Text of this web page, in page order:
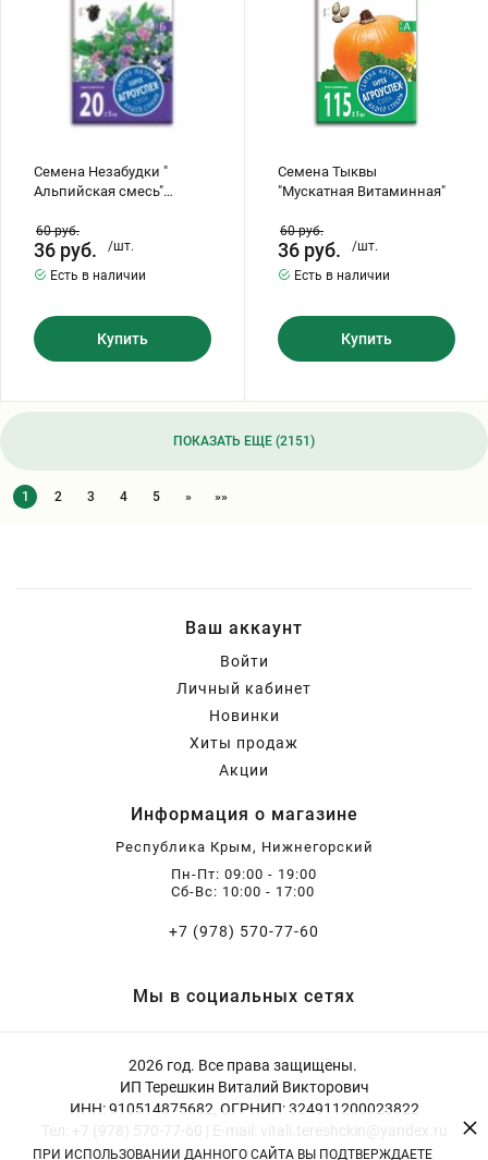
Семена Незабудки "
Альпийская смесь"
60руб.
36 руб.
/шт.
Есть в наличии
Купить
Семена Тыквы
"Мускатная Витаминная"
60руб.
36 руб.
/шт.
Есть в наличии
Купить
ПОКАЗАТЬ ЕЩЕ (2151)
1 2 3 4 5 » »»
Ваш аккаунт
Войти
Личный кабинет
Новинки
Хиты продаж
Акции
Информация о магазине
Республика Крым, Нижнегорский
Пн-Пт: 09:00 - 19:00
Сб-Вс: 10:00 - 17:00
+7 (978) 570-77-60
Мы в социальных сетях
2026 год. Все права защищены.
ИП Терешкин Виталий Викторович
ИНН: 910514875682, ОГРНИП: 324911200023822
ПРИ ИСПОЛЬЗОВАНИИ ДАННОГО САЙТА ВЫ ПОДТВЕРЖДАЕТЕ
×